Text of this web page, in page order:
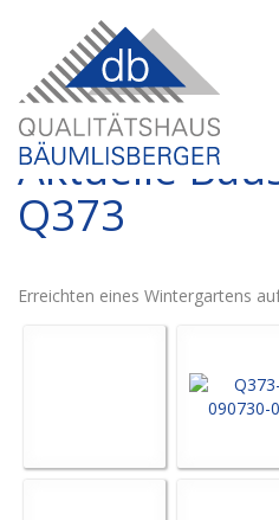
Aktuelle
Q373
Erreichten eines Wintergartens